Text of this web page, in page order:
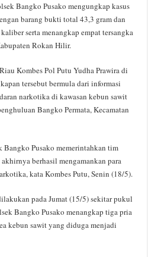
Bangko Pusako mengungkap kasus
barang bukti total 43,3 gram dan
serta menangkap empat tersangka
Rokan Hilir.
Kombes Pol Putu Yudha Prawira di
tersebut bermula dari informasi
narkotika di kawasan kebun sawit
Bangko Permata, Kecamatan
Bangko Pusako memerintahkan tim
berhasil mengamankan para
kata Kombes Putu, Senin (18/5).
pada Jumat (15/5) sekitar pukul
Bangko Pusako menangkap tiga pria
kebun sawit yang diduga menjadi